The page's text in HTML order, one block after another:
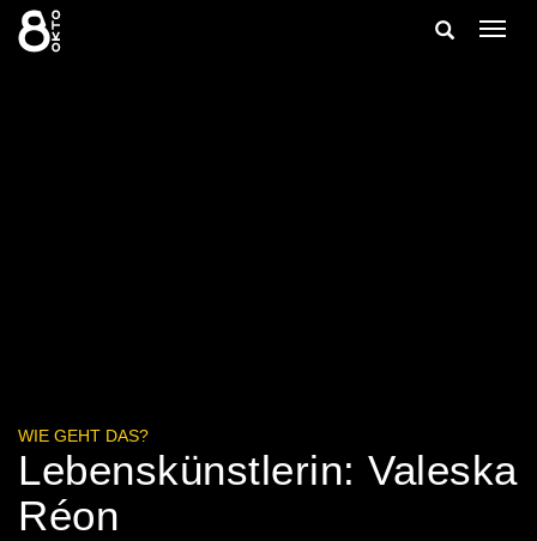
Zum
Inhalt
springen
Suche
WIE GEHT DAS?
Lebenskünstlerin: Valeska
Réon